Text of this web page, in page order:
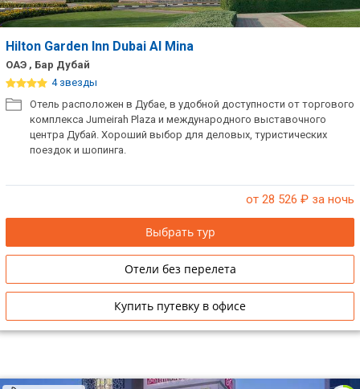
Hilton Garden Inn Dubai Al Mina
ОАЭ , Бар Дубай
4 звезды
Отель расположен в Дубае, в удобной доступности от торгового
комплекса Jumeirah Plaza и международного выставочного
центра Дубай. Хороший выбор для деловых, туристических
поездок и шопинга.
от 28 526 ₽ за ночь
Выбрать тур
Отели без перелета
Купить путевку в офисе